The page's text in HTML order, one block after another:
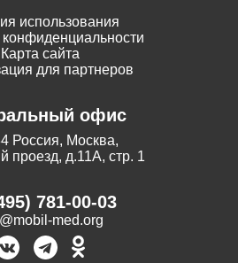
использования
конфиденциальности
Карта сайта
для партнеров
офис
Россия, Москва,
проезд, д.11А, стр. 1
781-00-03
med.org